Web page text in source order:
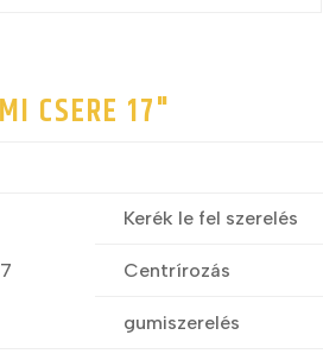
CSERE 17"
Kerék le fel szerelés
Centrírozás
gumiszerelés